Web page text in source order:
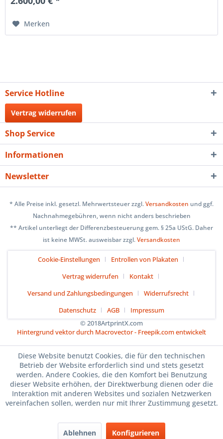
Merken
Service Hotline
Vertrag widerrufen
Shop Service
Informationen
Newsletter
* Alle Preise inkl. gesetzl. Mehrwertsteuer zzgl.Versandkosten und ggf.
Nachnahmegebühren, wenn nicht anders beschrieben
** Artikel unterliegt der Differenzbesteuerung gem. § 25a UStG. Daher
ist keine MWSt. ausweisbar zzgl.Versandkosten
Cookie-Einstellungen
Entrollen von Plakaten
Vertrag widerrufen
Kontakt
Versand und Zahlungsbedingungen
Widerrufsrecht
Datenschutz
AGB
Impressum
© 2018ArtprintX.com
Hintergrund vektor durch Macrovector - Freepik.com entwickelt
Diese Website benutzt Cookies, die für den technischen
Betrieb der Website erforderlich sind und stets gesetzt
werden. Andere Cookies, die den Komfort bei Benutzung
dieser Website erhöhen, der Direktwerbung dienen oder die
Interaktion mit anderen Websites und sozialen Netzwerken
vereinfachen sollen, werden nur mit Ihrer Zustimmung gesetzt.
Ablehnen Konfigurieren